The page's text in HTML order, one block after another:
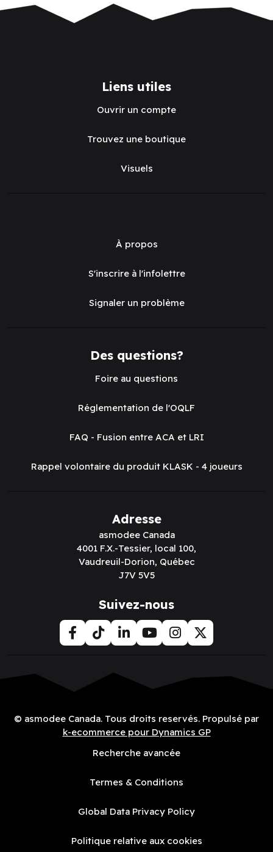
Liens utiles
Ouvrir un compte
Trouvez une boutique
Visuels
À propos
S'inscrire à l'infolettre
Signaler un problème
Des questions?
Foire au questions
Réglementation de l'OQLF
FAQ - Fusion entre ACA et LRI
Rappel volontaire du produit KLASK - 4 joueurs
Adresse
asmodee Canada
4001 F.X.-Tessier, local 100,
Vaudreuil-Dorion, Québec
J7V 5V5
Suivez-nous
© asmodee Canada. Tous droits reservés. Propulsé par
k-ecommerce pour Dynamics GP
Recherche avancée
Termes & Conditions
Global Data Privacy Policy
Politique relative aux cookies